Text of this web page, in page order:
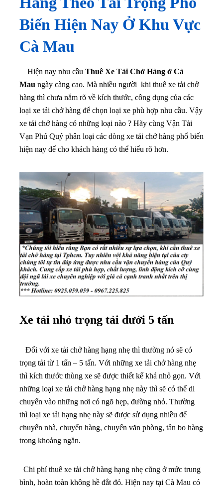
Biến Hiện Nay Ở Khu Vực
Cà Mau
Hiện nay nhu cầu Thuê Xe Tải Chở Hàng ở Cà
Mau ngày càng cao. Mà nhiều người khi thuê xe tải chở
hàng thì chưa nắm rõ về kích thước, công dụng của các
loại xe tải chở hàng để chọn loại xe phù hợp nhu cầu. Vậy
xe tải chở hàng có những loại nào ? Hãy cùng Vận Tải
Vạn Phú Quý phân loại các dòng xe tải chở hàng phổ biến
hiện nay để cho khách hàng có thể hiểu rõ hơn.
Xe tải nhỏ trọng tải dưới 5 tấn
Đối với xe tải chở hàng hạng nhẹ thì thường nó sẽ có
trọng tải từ 1 tấn – 5 tấn. Với những xe tải chở hàng nhẹ
thì kích thước thùng xe sẽ được thiết kế khá nhỏ gọn. Với
những loại xe tải chở hàng hạng nhẹ này thì sẽ có thể di
chuyển vào những nơi có ngõ hẹp, đường nhỏ. Thường
thì loại xe tải hạng nhẹ này sẽ được sử dụng nhiều để
chuyển nhà, chuyển hàng, chuyển văn phòng, tân bo hàng
trong khoảng ngắn.
Chi phí thuê xe tải chở hàng hạng nhẹ cũng ở mức trung
bình, hoàn toàn không hề đắt đỏ. Hiện nay tại Cà Mau có